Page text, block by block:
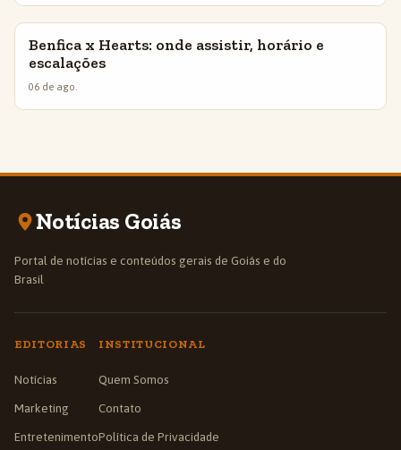
INSIGHTS
Benfica x Hearts: onde assistir, horário e
escalações
06 de ago.
Notícias Goiás
Portal de notícias e conteúdos gerais de Goiás e do
Brasil
EDITORIAS
Notícias
Marketing
Entretenimento
INSTITUCIONAL
Quem Somos
Contato
Política de Privacidade